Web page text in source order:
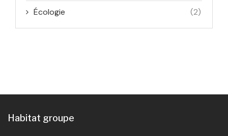
Écologie (2)
Habitat groupe